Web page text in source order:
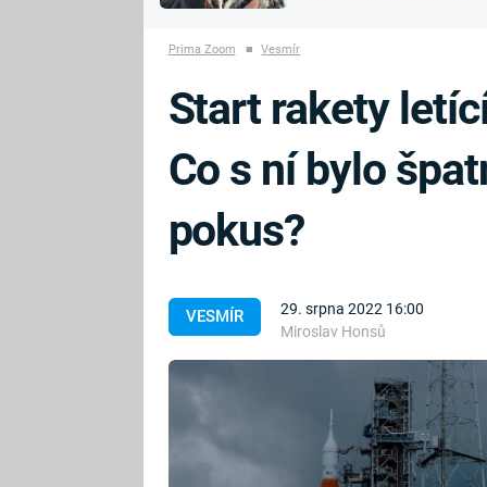
PRVNÍ SVĚTOVÁ
BRITSKÁ
KRÁLOVSKÁ
RODINA
Prima Zoom ■ Vesmír
VESMÍR
29. srpna 2022 16:00
Miroslav Honsů
Start rakety
Co s ní bylo
pokus?